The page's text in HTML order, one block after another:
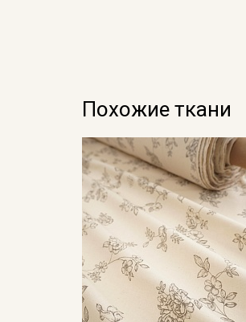
Похожие ткани